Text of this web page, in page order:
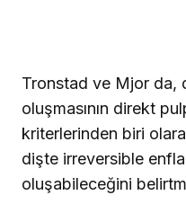
Tronstad ve Mjor da,
oluşmasının direkt
kriterlerinden biri
dişte irreversible
oluşabileceğini